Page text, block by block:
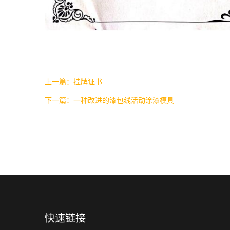
上一篇：挂牌证书
下一篇：一种改进的漆包线活动涂漆模具
快速链接